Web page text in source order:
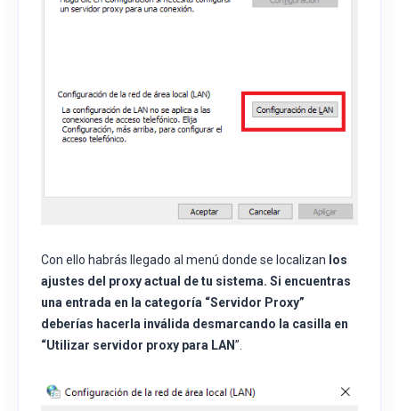
Con ello habrás llegado al menú donde se localizan los
ajustes del proxy actual de tu sistema. Si encuentras
una entrada en la categoría “Servidor Proxy”
deberías hacerla inválida desmarcando la casilla en
“Utilizar servidor proxy para LAN”.